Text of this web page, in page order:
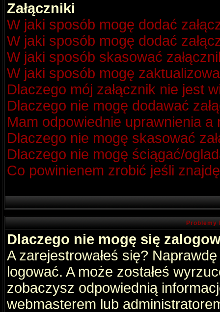
Załączniki
W jaki sposób mogę dodać
W jaki sposób mogę dodać
W jaki sposób skasować
W jaki sposób mogę
Dlaczego mój załącznik nie jest
Dlaczego nie mogę dodawać
Mam odpowiednie uprawnienia a
Dlaczego nie mogę skasować
Dlaczego nie mogę ściągać/
Co powinienem zrobić jeśli
Problemy
Dlaczego nie mogę się
A zarejestrowałeś się?
logować. A może zostałeś
zobaczysz odpowiednią
webmasterem lub